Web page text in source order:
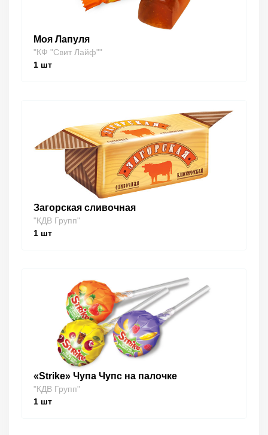
Моя Лапуля
"КФ "Свит Лайф""
1 шт
Загорская сливочная
"КДВ Групп"
1 шт
«Strike» Чупа Чупс на палочке
"КДВ Групп"
1 шт